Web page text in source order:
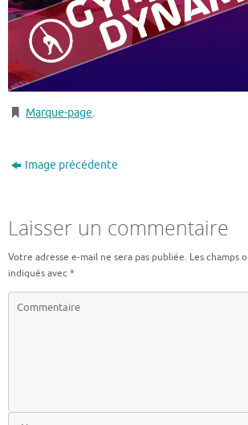
Marque-page.
Image précédente
Laisser un commentaire
Votre adresse e-mail ne sera pas publiée. Les champs
indiqués avec*